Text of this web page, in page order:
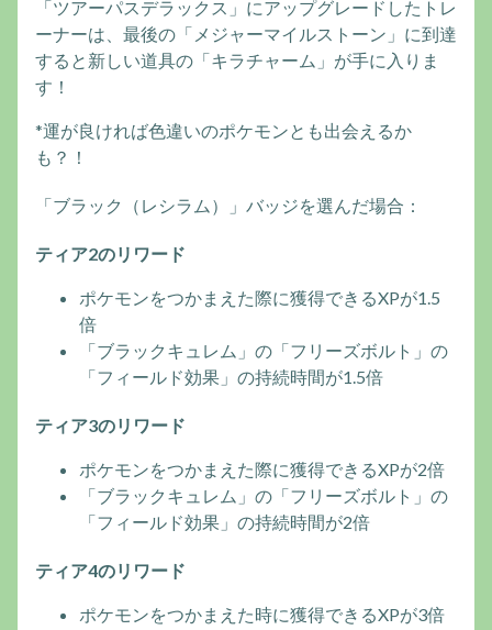
「ツアーパスデラックス」にアップグレードしたトレ
ーナーは、最後の「メジャーマイルストーン」に到達
すると新しい道具の「キラチャーム」が手に入りま
す！
*運が良ければ色違いのポケモンとも出会えるか
も？！
「ブラック（レシラム）」バッジを選んだ場合：
ティア2のリワード
ポケモンをつかまえた際に獲得できるXPが1.5
倍
「ブラックキュレム」の「フリーズボルト」の
「フィールド効果」の持続時間が1.5倍
ティア3のリワード
ポケモンをつかまえた際に獲得できるXPが2倍
「ブラックキュレム」の「フリーズボルト」の
「フィールド効果」の持続時間が2倍
ティア4のリワード
ポケモンをつかまえた時に獲得できるXPが3倍